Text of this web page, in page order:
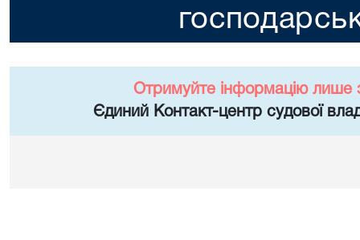
Отримуйте інформацію лише
Єдиний Контакт-центр судової